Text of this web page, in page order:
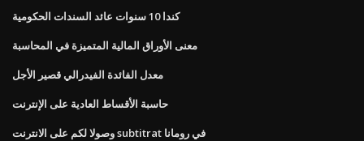
كندا 10 سنوات عائد السندات الحكومية
معنى الأوراق المالية المتميزة في المحاسبة
معدل الفائدة الفيدرالي قصير الأجل
حاسبة الأقساط العادية على الإنترنت
وصولا لكم على الانترنت subtitrat في رومانا